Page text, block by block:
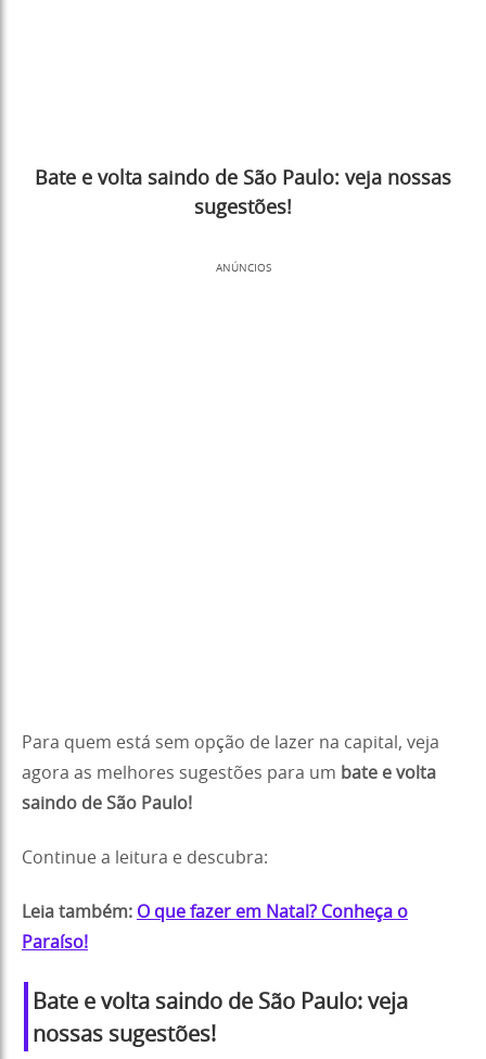
Bate e volta saindo de São Paulo: veja nossas
sugestões!
ANÚNCIOS
Para quem está sem opção de lazer na capital, veja
agora as melhores sugestões para um bate e volta
saindo de São Paulo!
Continue a leitura e descubra:
Leia também: O que fazer em Natal? Conheça o
Paraíso!
Bate e volta saindo de São Paulo: veja
nossas sugestões!